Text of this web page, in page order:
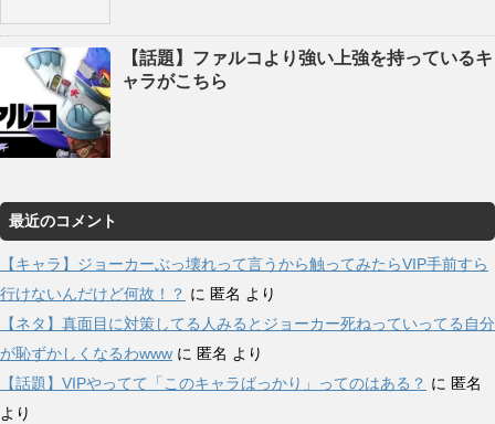
【話題】ファルコより強い上強を持っているキ
ャラがこちら
最近のコメント
【キャラ】ジョーカーぶっ壊れって言うから触ってみたらVIP手前すら
行けないんだけど何故！？ に 匿名 より
【ネタ】真面目に対策してる人みるとジョーカー死ねっていってる自分
が恥ずかしくなるわwww に 匿名 より
【話題】VIPやってて「このキャラばっかり」ってのはある？ に 匿名
より